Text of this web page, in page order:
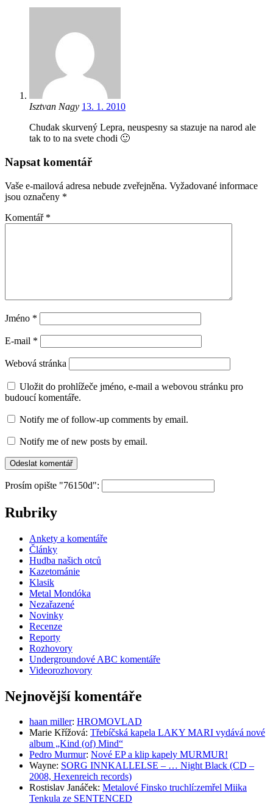
Isztvan Nagy 13. 1. 2010
Chudak skurvený Lepra, neuspesny sa stazuje na narod ale
tak to to na svete chodi 🙂
Napsat komentář
Vaše e-mailová adresa nebude zveřejněna. Vyžadované informace
jsou označeny *
Komentář *
Jméno *
E-mail *
Webová stránka
Uložit do prohlížeče jméno, e-mail a webovou stránku pro
budoucí komentáře.
Notify me of follow-up comments by email.
Notify me of new posts by email.
Prosím opište "76150d":
Rubriky
Ankety a komentáře
Články
Hudba našich otců
Kazetománie
Klasik
Metal Mondóka
Nezařazené
Novinky
Recenze
Reporty
Rozhovory
Undergroundové ABC komentáře
Videorozhovory
Nejnovější komentáře
haan miller: HROMOVLAD
Marie Křížová: Třebíčská kapela LAKY MARI vydává nové
album „Kind (of) Mind“
Pedro Murmur: Nové EP a klip kapely MURMUR!
Wayne: SORG INNKALLELSE – … Night Black (CD –
2008, Hexenreich records)
Rostislav Janáček: Metalové Finsko truchlí:zemřel Miika
Tenkula ze SENTENCED